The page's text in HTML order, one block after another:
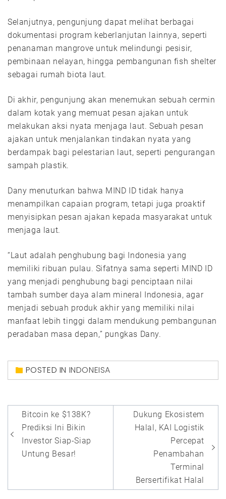
Selanjutnya, pengunjung dapat melihat berbagai
dokumentasi program keberlanjutan lainnya, seperti
penanaman mangrove untuk melindungi pesisir,
pembinaan nelayan, hingga pembangunan fish shelter
sebagai rumah biota laut.
Di akhir, pengunjung akan menemukan sebuah cermin
dalam kotak yang memuat pesan ajakan untuk
melakukan aksi nyata menjaga laut. Sebuah pesan
ajakan untuk menjalankan tindakan nyata yang
berdampak bagi pelestarian laut, seperti pengurangan
sampah plastik.
Dany menuturkan bahwa MIND ID tidak hanya
menampilkan capaian program, tetapi juga proaktif
menyisipkan pesan ajakan kepada masyarakat untuk
menjaga laut.
“Laut adalah penghubung bagi Indonesia yang
memiliki ribuan pulau. Sifatnya sama seperti MIND ID
yang menjadi penghubung bagi penciptaan nilai
tambah sumber daya alam mineral Indonesia, agar
menjadi sebuah produk akhir yang memiliki nilai
manfaat lebih tinggi dalam mendukung pembangunan
peradaban masa depan,” pungkas Dany.
POSTED IN INDONEISA
Post
navigation
Bitcoin ke $138K?
Prediksi Ini Bikin
Investor Siap-Siap
Untung Besar!
Dukung Ekosistem
Halal, KAI Logistik
Percepat
Penambahan
Terminal
Bersertifikat Halal